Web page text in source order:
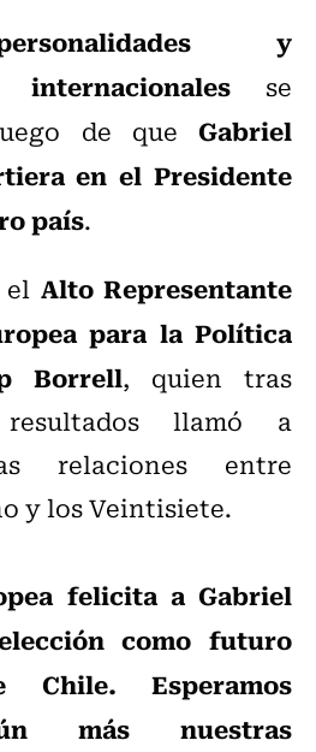
y
internacionales se
de que Gabriel
en el Presidente
país.
el Alto Representante
para la Política
Borrell, quien tras
llamó a
relaciones entre
y los Veintisiete.
felicita a Gabriel
como futuro
Chile. Esperamos
más nuestras